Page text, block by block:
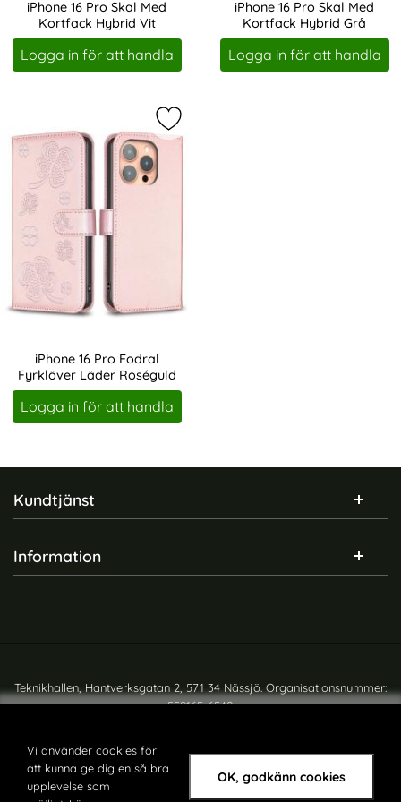
Vi använder cookies för
att kunna ge dig en så bra
upplevelse som
OK, godkänn cookies
iPhone 16 Pro Skal Med
Kortfack Hybrid Vit
Art. nr 229983
Logga in för att handla
iPhone 16 Pro Skal Med
Kortfack Hybrid Grå
Art. nr 229989
Logga in för att handla
iPhone 16 Pro Fodral
Fyrklöver Läder Roséguld
Art. nr 229937
Logga in för att handla
Markera iPhone 16 Pro Fodral
Sidfot Blandad info och länkar
Kundtjänst
Information
Teknikhallen, Hantverksgatan 2, 571 34 Nässjö. Organisationsnummer:
559165-6540